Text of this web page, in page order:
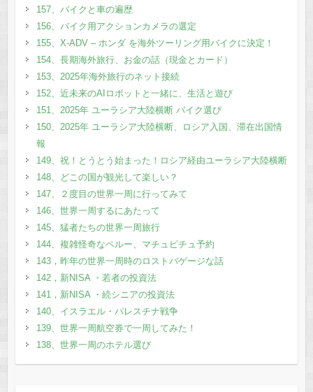
157、バイクと車の遍歴
156、バイク用アクションカメラの選定
155、X-ADV – ホンダ を海外ツーリング用バイクに決定！
154、長期海外旅行、お金の話（現金とカード）
153、2025年海外旅行のネット接続
152、近未来のAIロボットと一緒に、生活と遊び
151、2025年 ユーラシア大陸横断 バイク選び
150、2025年 ユーラシア大陸横断、ロシア入国、滞在出国情
報
149、祝！とうとう始まった！ロシア経由ユーラシア大陸横断
148、どこの国が観光して楽しい？
147、２度目の世界一周に行ってみて
146、世界一周するにあたって
145、猛者たちの世界一周旅行
144、複雑怪奇なペルー、マチュピチュ予約
143，昨年の世界一周時のロストバゲージな話
142，新NISA ・若者の投資法
141，新NISA ・続シニアの投資法
140、イスラエル・パレスチナ戦争
139、世界一周航空券で一周してみた！
138、世界一周のホテル選び